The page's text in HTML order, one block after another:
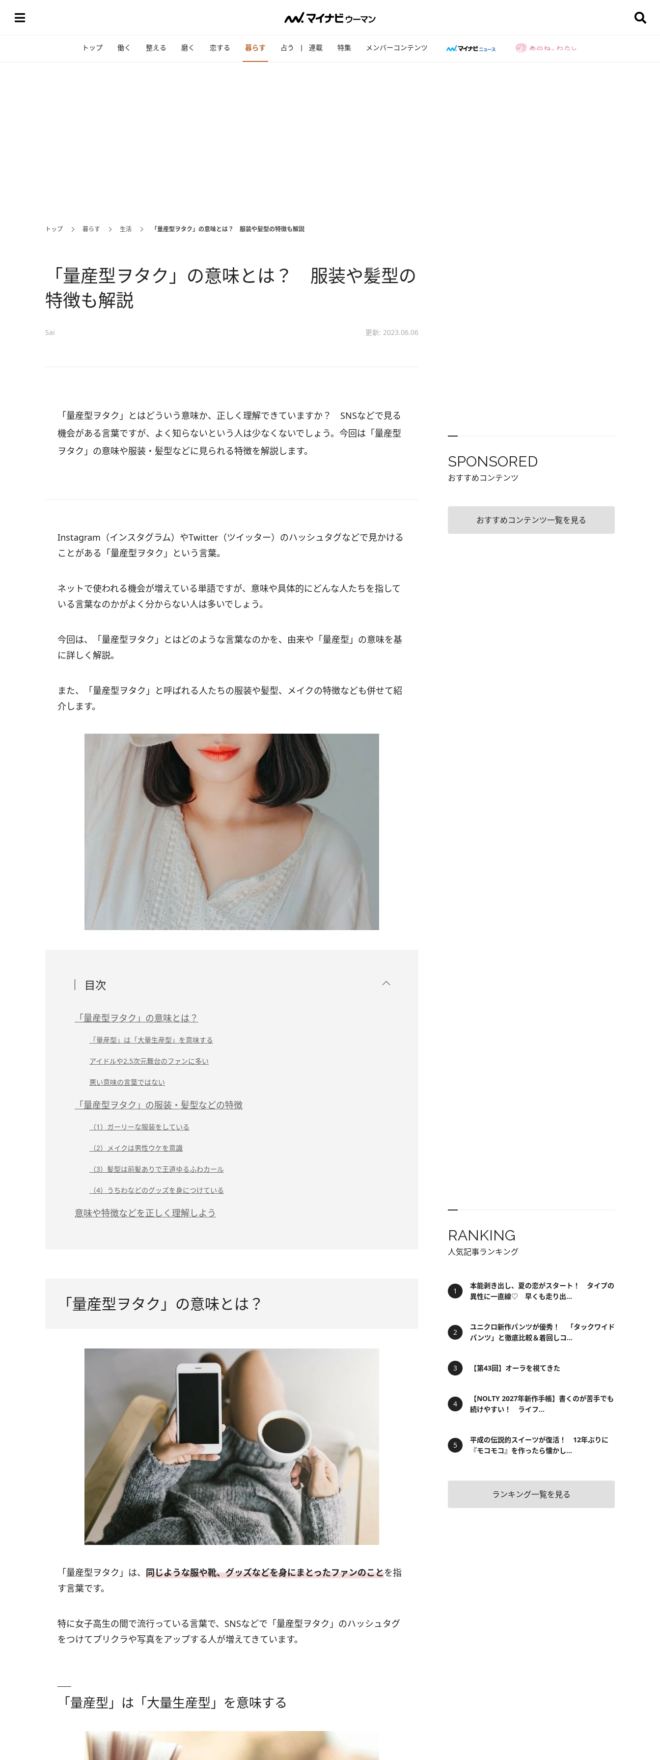
トップ 働く 整える 磨く 恋する 暮らす 占う 連載 特集 メンバーコンテンツ
トップ 暮らす 生活 「量産型ヲタク」の意味とは？ 服装や髪型の特徴も解説
「量産型ヲタク」の意味とは？ 服装や髪型の
特徴も解説
Sai 更新: 2023.06.06
「量産型ヲタク」とはどういう意味か、正しく理解できていますか？ SNSなどで見る
機会がある言葉ですが、よく知らないという人は少なくないでしょう。今回は「量産型
ヲタク」の意味や服装・髪型などに見られる特徴を解説します。
Instagram（インスタグラム）やTwitter（ツイッター）のハッシュタグなどで見かける
ことがある「量産型ヲタク」という言葉。
ネットで使われる機会が増えている単語ですが、意味や具体的にどんな人たちを指して
いる言葉なのかがよく分からない人は多いでしょう。
今回は、「量産型ヲタク」とはどのような言葉なのかを、由来や「量産型」の意味を基
に詳しく解説。
また、「量産型ヲタク」と呼ばれる人たちの服装や髪型、メイクの特徴なども併せて紹
介します。
目次
「量産型ヲタク」の意味とは？
「量産型」は「大量生産型」を意味する
アイドルや2.5次元舞台のファンに多い
悪い意味の言葉ではない
「量産型ヲタク」の服装・髪型などの特徴
（1）ガーリーな服装をしている
（2）メイクは男性ウケを意識
（3）髪型は前髪ありで王道ゆるふわカール
（4）うちわなどのグッズを身につけている
意味や特徴などを正しく理解しよう
「量産型ヲタク」の意味とは？
「量産型ヲタク」は、 同じような服や靴、グッズなどを身にまとったファンのことを指
す言葉です。
特に女子高生の間で流行っている言葉で、SNSなどで「量産型ヲタク」のハッシュタグ
をつけてプリクラや写真をアップする人が増えてきています。
「量産型」は「大量生産型」を意味する
SPONSORED
おすすめコンテンツ
おすすめコンテンツ一覧を見る
RANKING
人気記事ランキング
本能剥き出し、夏の恋がスタート！ タイプの
異性に一直線♡ 早くも走り出...
ユニクロ新作パンツが優秀！ 「タックワイド
パンツ」と徹底比較＆着回しコ...
【第43回】オーラを視てきた
【NOLTY 2027年新作手帳】書くのが苦手でも
続けやすい！ ライフ...
平成の伝説的スイーツが復活！ 12年ぶりに
『モコモコ』を作ったら懐かし...
ランキング一覧を見る